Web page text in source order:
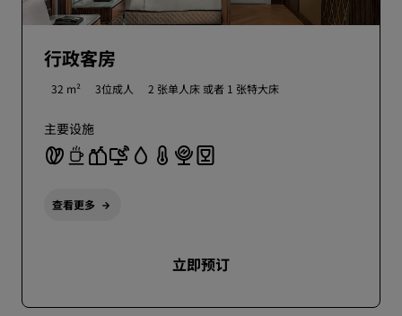
行政客房
32 m² 3位成人 2 张单人床 或者 1 张特大床
主要设施
查看更多
立即预订